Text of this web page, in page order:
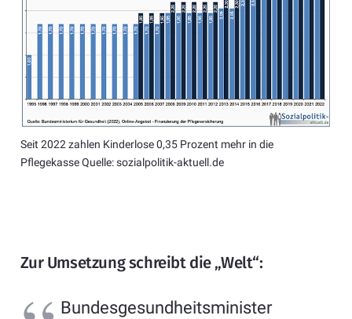
Seit 2022 zahlen Kinderlose 0,35 Prozent mehr in die
Pflegekasse Quelle: sozialpolitik-aktuell.de
Zur Umsetzung schreibt die „Welt“:
Bundesgesundheitsminister